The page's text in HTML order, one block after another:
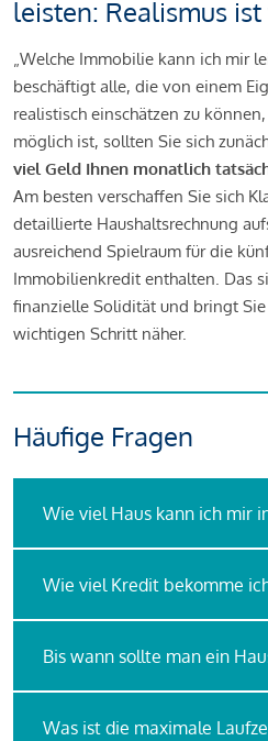
leisten: Realismus
„Welche Immobilie kann ich mir
beschäftigt alle, die von einem
realistisch einschätzen zu
möglich ist, sollten Sie sich
viel Geld Ihnen monatlich
Am besten verschaffen Sie sich
detaillierte Haushaltsrechnung
ausreichend Spielraum für die
Immobilienkredit enthalten. Das
finanzielle Solidität und bringt
wichtigen Schritt näher.
Häufige Fragen
Wie viel Haus kann ich mir
Wie viel Kredit bekomme
Bis wann sollte man ein
Was ist die maximale